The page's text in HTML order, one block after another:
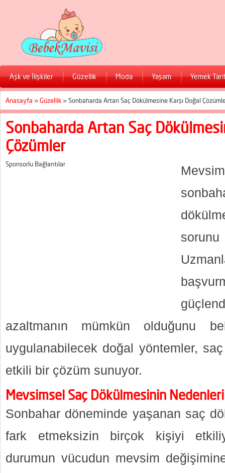
Aşk ve İlişkiler Güzellik Moda Yaşam Yemek
Anasayfa »Güzellik »Sonbaharda Artan Saç Dökülmesine Karşı Doğal
Sonbaharda Artan Saç
Çözümler
Sponsorlu Bağlantılar
azaltmanın mümkün olduğunu
uygulanabilecek doğal yöntemler, saç
etkili bir çözüm sunuyor.
Mevsimsel Saç Dökülmesinin Nedenleri
Sonbahar döneminde yaşanan saç
fark etmeksizin birçok kişiyi
durumun vücudun mevsim